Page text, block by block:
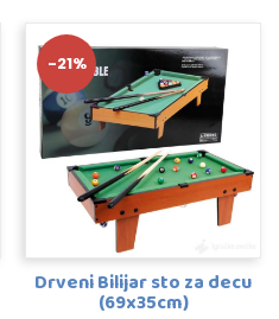
-21%
Drveni Bilijar sto za decu
(69x35cm)